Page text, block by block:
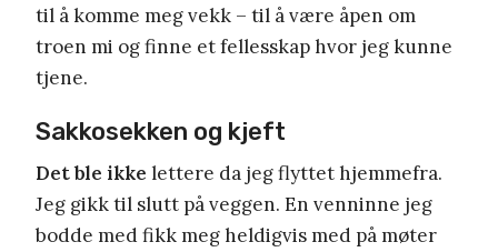
til å komme meg vekk – til å være åpen om
troen mi og finne et fellesskap hvor jeg kunne
tjene.
Sakkosekken og kjeft
Det ble ikke lettere da jeg flyttet hjemmefra.
Jeg gikk til slutt på veggen. En venninne jeg
bodde med fikk meg heldigvis med på møter